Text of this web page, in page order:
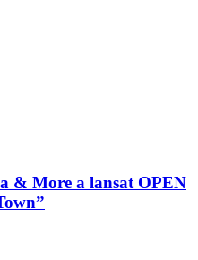
& More a lansat OPEN